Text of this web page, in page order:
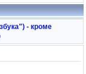
- кроме